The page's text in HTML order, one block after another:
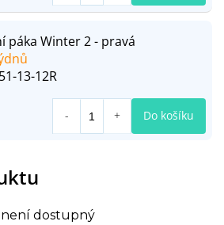
dostupný
páka Winter 2 - pravá
13-12R
Do košíku